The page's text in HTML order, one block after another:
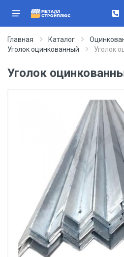
Главная Каталог
Уголок оцинкованный
Уголок
Уголок